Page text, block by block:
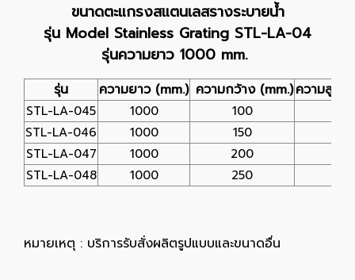
ขนาดตะแกรงสแตนเลสรางระบายน้ำ
รุ่น Model Stainless Grating STL-LA-04
รุ่นความยาว 1000 mm.
รุ่น ความยาว (mm.) ความกว้าง (mm.)ความสูง
STL-LA-045 1000 100
STL-LA-046
1000 150
STL-LA-047
1000 200
STL-LA-048
1000 250
หมายเหตุ : บริการรับสั่งผลิตรูปแบบและขนาดอื่น